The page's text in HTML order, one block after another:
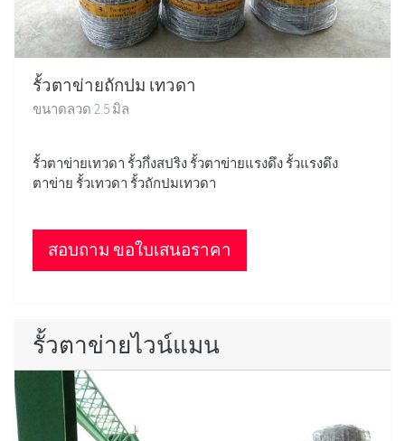
รั้วตาข่ายถักปม เทวดา
ขนาดลวด 2.5 มิล
รั้วตาข่ายเทวดา รั้วกึ่งสปริง รั้วตาข่ายแรงดึง รั้วแรงดึง
ตาข่าย รั้วเทวดา รั้วถักปมเทวดา
สอบถาม ขอใบเสนอราคา
รั้วตาข่ายไวน์แมน